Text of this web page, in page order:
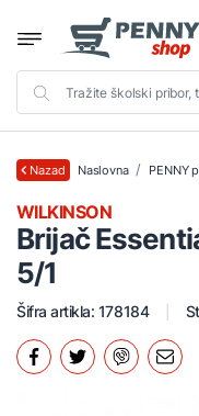
Nazad Naslovna PENNY
Brijač
5/1
WILKINSON
Šifra artikla: 178184